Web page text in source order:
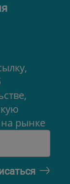
рынке